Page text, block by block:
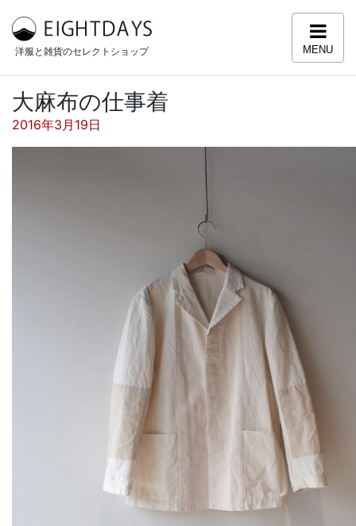
洋服と雑貨のセレクトショップ MENU
大麻布の仕事着
投稿日:
2016年3月19日